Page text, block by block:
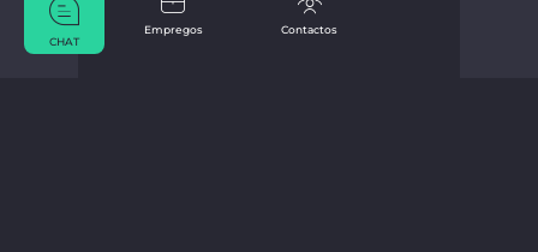
Empregos
Contactos
CHAT